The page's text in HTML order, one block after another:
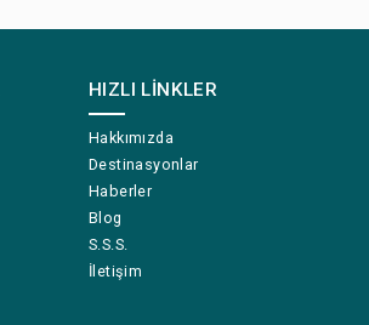
HIZLI LINKLER
Hakkımızda
Destinasyonlar
Haberler
Blog
S.S.S.
İletişim